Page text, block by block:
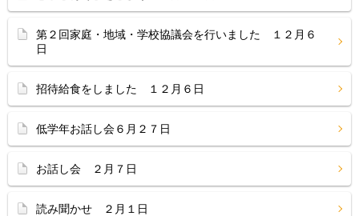
第２回家庭・地域・学校協議会を行いました １２月６
日
招待給食をしました １２月６日
低学年お話し会６月２７日
お話し会 ２月７日
読み聞かせ ２月１日